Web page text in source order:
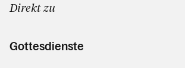
Direkt zu
Gottesdienste